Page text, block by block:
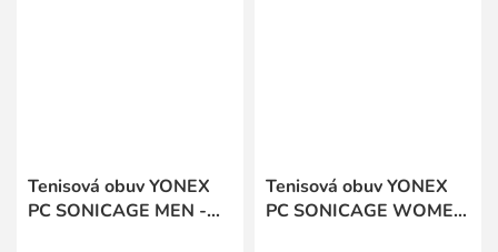
Tenisová obuv YONEX
PC SONICAGE MEN -
Tenisová obuv YONEX
PC SONICAGE WOMEN